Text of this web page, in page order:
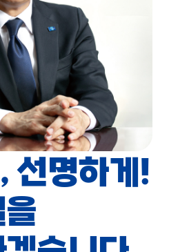
다.
서
게
다.
선명하게!